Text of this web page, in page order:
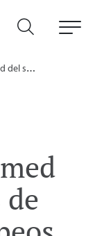
- Enagás